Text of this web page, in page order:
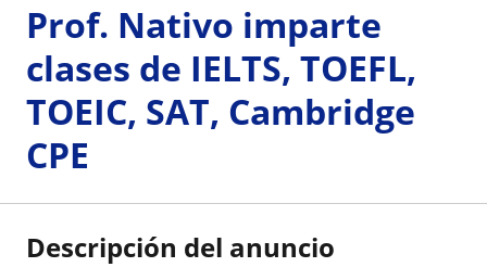
Prof. Nativo imparte
clases de IELTS, TOEFL,
TOEIC, SAT, Cambridge
CPE
Descripción del anuncio